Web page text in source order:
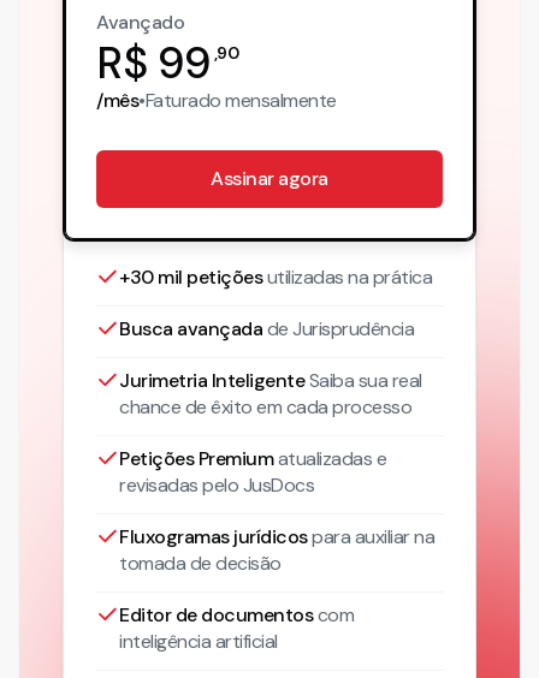
Avançado
R$ 99 ,90
/mês•Faturadomensalmente
Assinar agora
+30 mil petiçõesutilizadas na prática
Busca avançadade Jurisprudência
Jurimetria InteligenteSaiba sua real
chance de êxito em cada processo
Petições Premiumatualizadase
revisadas pelo JusDocs
Fluxogramas jurídicospara auxiliar na
tomada de decisão
Editor de documentoscom
inteligência artificial